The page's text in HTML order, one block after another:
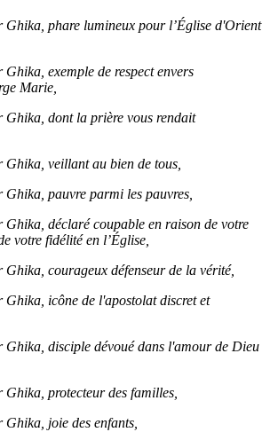
Ghika, phare lumineux pour l’Église d'Orient
exemple de respect envers
Marie,
Ghika, dont la prière vous rendait
veillant au bien de tous,
pauvre parmi les pauvres,
déclaré coupable en raison de votre
votre fidélité en l’Église,
courageux défenseur de la vérité,
icône de l'apostolat discret et
Ghika, disciple dévoué dans l'amour de Dieu
protecteur des familles,
joie des enfants,